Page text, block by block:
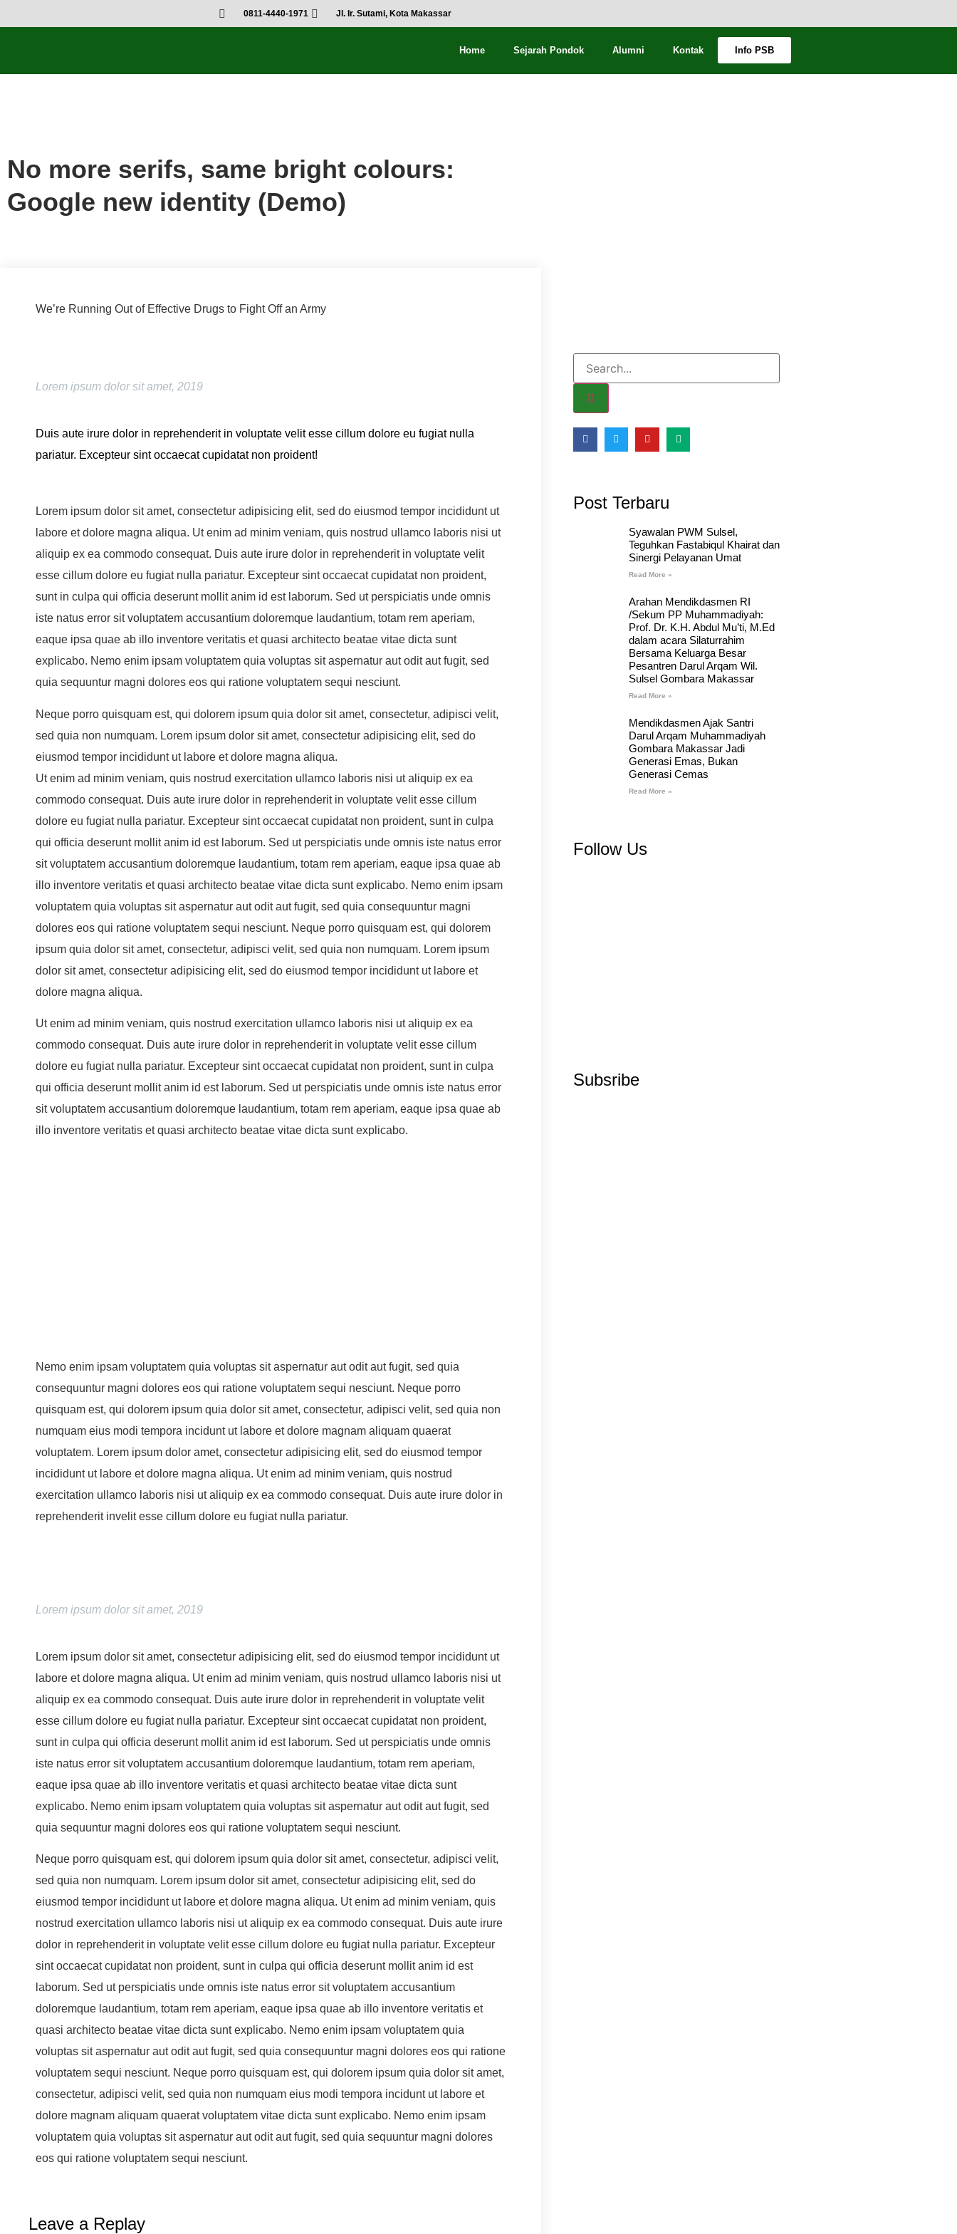
0811-4440-1971 Jl. Ir. Sutami, Kota Makassar
Home Sejarah Pondok Alumni Kontak Info PSB
No more serifs, same bright colours:
Google new identity (Demo)
We’re Running Out of Effective Drugs to Fight Off an Army
Lorem ipsum dolor sit amet, 2019
Duis aute irure dolor in reprehenderit in voluptate velit esse cillum dolore eu fugiat nulla
pariatur. Excepteur sint occaecat cupidatat non proident!
Lorem ipsum dolor sit amet, consectetur adipisicing elit, sed do eiusmod tempor incididunt ut
labore et dolore magna aliqua. Ut enim ad minim veniam, quis nostrud ullamco laboris nisi ut
aliquip ex ea commodo consequat. Duis aute irure dolor in reprehenderit in voluptate velit
esse cillum dolore eu fugiat nulla pariatur. Excepteur sint occaecat cupidatat non proident,
sunt in culpa qui officia deserunt mollit anim id est laborum. Sed ut perspiciatis unde omnis
iste natus error sit voluptatem accusantium doloremque laudantium, totam rem aperiam,
eaque ipsa quae ab illo inventore veritatis et quasi architecto beatae vitae dicta sunt
explicabo. Nemo enim ipsam voluptatem quia voluptas sit aspernatur aut odit aut fugit, sed
quia sequuntur magni dolores eos qui ratione voluptatem sequi nesciunt.
Neque porro quisquam est, qui dolorem ipsum quia dolor sit amet, consectetur, adipisci velit,
sed quia non numquam. Lorem ipsum dolor sit amet, consectetur adipisicing elit, sed do
eiusmod tempor incididunt ut labore et dolore magna aliqua.
Ut enim ad minim veniam, quis nostrud exercitation ullamco laboris nisi ut aliquip ex ea
commodo consequat. Duis aute irure dolor in reprehenderit in voluptate velit esse cillum
dolore eu fugiat nulla pariatur. Excepteur sint occaecat cupidatat non proident, sunt in culpa
qui officia deserunt mollit anim id est laborum. Sed ut perspiciatis unde omnis iste natus error
sit voluptatem accusantium doloremque laudantium, totam rem aperiam, eaque ipsa quae ab
illo inventore veritatis et quasi architecto beatae vitae dicta sunt explicabo. Nemo enim ipsam
voluptatem quia voluptas sit aspernatur aut odit aut fugit, sed quia consequuntur magni
dolores eos qui ratione voluptatem sequi nesciunt. Neque porro quisquam est, qui dolorem
ipsum quia dolor sit amet, consectetur, adipisci velit, sed quia non numquam. Lorem ipsum
dolor sit amet, consectetur adipisicing elit, sed do eiusmod tempor incididunt ut labore et
dolore magna aliqua.
Ut enim ad minim veniam, quis nostrud exercitation ullamco laboris nisi ut aliquip ex ea
commodo consequat. Duis aute irure dolor in reprehenderit in voluptate velit esse cillum
dolore eu fugiat nulla pariatur. Excepteur sint occaecat cupidatat non proident, sunt in culpa
qui officia deserunt mollit anim id est laborum. Sed ut perspiciatis unde omnis iste natus error
sit voluptatem accusantium doloremque laudantium, totam rem aperiam, eaque ipsa quae ab
illo inventore veritatis et quasi architecto beatae vitae dicta sunt explicabo.
Nemo enim ipsam voluptatem quia voluptas sit aspernatur aut odit aut fugit, sed quia
consequuntur magni dolores eos qui ratione voluptatem sequi nesciunt. Neque porro
quisquam est, qui dolorem ipsum quia dolor sit amet, consectetur, adipisci velit, sed quia non
numquam eius modi tempora incidunt ut labore et dolore magnam aliquam quaerat
voluptatem. Lorem ipsum dolor amet, consectetur adipisicing elit, sed do eiusmod tempor
incididunt ut labore et dolore magna aliqua. Ut enim ad minim veniam, quis nostrud
exercitation ullamco laboris nisi ut aliquip ex ea commodo consequat. Duis aute irure dolor in
reprehenderit invelit esse cillum dolore eu fugiat nulla pariatur.
Lorem ipsum dolor sit amet, 2019
Lorem ipsum dolor sit amet, consectetur adipisicing elit, sed do eiusmod tempor incididunt ut
labore et dolore magna aliqua. Ut enim ad minim veniam, quis nostrud ullamco laboris nisi ut
aliquip ex ea commodo consequat. Duis aute irure dolor in reprehenderit in voluptate velit
esse cillum dolore eu fugiat nulla pariatur. Excepteur sint occaecat cupidatat non proident,
sunt in culpa qui officia deserunt mollit anim id est laborum. Sed ut perspiciatis unde omnis
iste natus error sit voluptatem accusantium doloremque laudantium, totam rem aperiam,
eaque ipsa quae ab illo inventore veritatis et quasi architecto beatae vitae dicta sunt
explicabo. Nemo enim ipsam voluptatem quia voluptas sit aspernatur aut odit aut fugit, sed
quia sequuntur magni dolores eos qui ratione voluptatem sequi nesciunt.
Neque porro quisquam est, qui dolorem ipsum quia dolor sit amet, consectetur, adipisci velit,
sed quia non numquam. Lorem ipsum dolor sit amet, consectetur adipisicing elit, sed do
eiusmod tempor incididunt ut labore et dolore magna aliqua. Ut enim ad minim veniam, quis
nostrud exercitation ullamco laboris nisi ut aliquip ex ea commodo consequat. Duis aute irure
dolor in reprehenderit in voluptate velit esse cillum dolore eu fugiat nulla pariatur. Excepteur
sint occaecat cupidatat non proident, sunt in culpa qui officia deserunt mollit anim id est
laborum. Sed ut perspiciatis unde omnis iste natus error sit voluptatem accusantium
doloremque laudantium, totam rem aperiam, eaque ipsa quae ab illo inventore veritatis et
quasi architecto beatae vitae dicta sunt explicabo. Nemo enim ipsam voluptatem quia
voluptas sit aspernatur aut odit aut fugit, sed quia consequuntur magni dolores eos qui ratione
voluptatem sequi nesciunt. Neque porro quisquam est, qui dolorem ipsum quia dolor sit amet,
consectetur, adipisci velit, sed quia non numquam eius modi tempora incidunt ut labore et
dolore magnam aliquam quaerat voluptatem vitae dicta sunt explicabo. Nemo enim ipsam
voluptatem quia voluptas sit aspernatur aut odit aut fugit, sed quia sequuntur magni dolores
eos qui ratione voluptatem sequi nesciunt.
Leave a Replay
Post Terbaru
Syawalan PWM Sulsel,
Teguhkan Fastabiqul Khairat dan
Sinergi Pelayanan Umat
Read More »
Arahan Mendikdasmen RI
/Sekum PP Muhammadiyah:
Prof. Dr. K.H. Abdul Mu’ti, M.Ed
dalam acara Silaturrahim
Bersama Keluarga Besar
Pesantren Darul Arqam Wil.
Sulsel Gombara Makassar
Read More »
Mendikdasmen Ajak Santri
Darul Arqam Muhammadiyah
Gombara Makassar Jadi
Generasi Emas, Bukan
Generasi Cemas
Read More »
Follow Us
Subsribe